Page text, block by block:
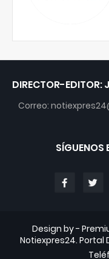
DIRECTOR-EDITOR:
Correo:
SÍGUENOS
Design by -
Notiexpres24. Portal